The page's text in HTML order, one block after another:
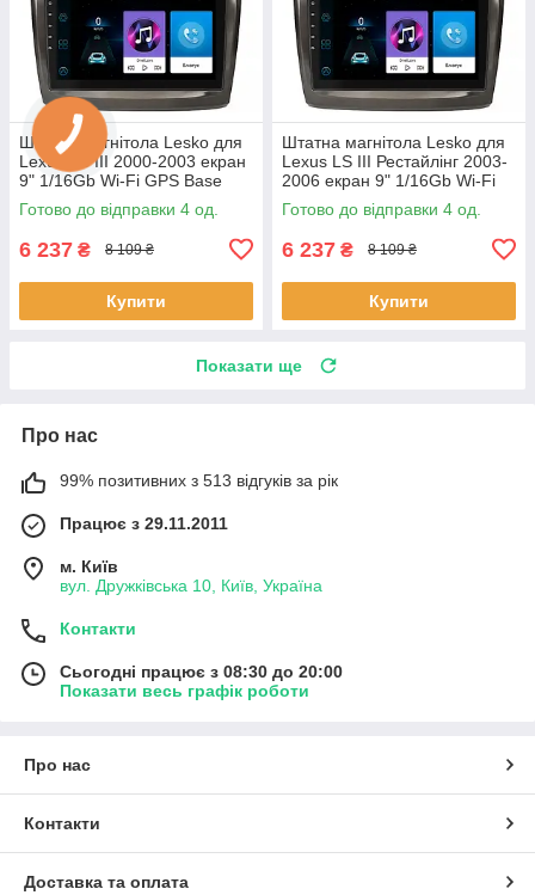
Штатна магнітола Lesko для
Lexus LS III 2000-2003 екран
9" 1/16Gb Wi-Fi GPS Base
Лексус 4 шт.
Готово до відправки 4 од.
6 237 ₴ 8 109 ₴
Купити
Штатна магнітола Lesko для
Lexus LS III Рестайлінг 2003-
2006 екран 9" 1/16Gb Wi-Fi
GPS Base 4 шт.
Готово до відправки 4 од.
6 237 ₴ 8 109 ₴
Купити
Показати ще
Про нас
99% позитивних з 513 відгуків за рік
Працює з 29.11.2011
м. Київ
вул. Дружківська 10, Київ, Україна
Контакти
Сьогодні працює з 08:30 до 20:00
Показати весь графік роботи
Про нас
Контакти
Доставка та оплата